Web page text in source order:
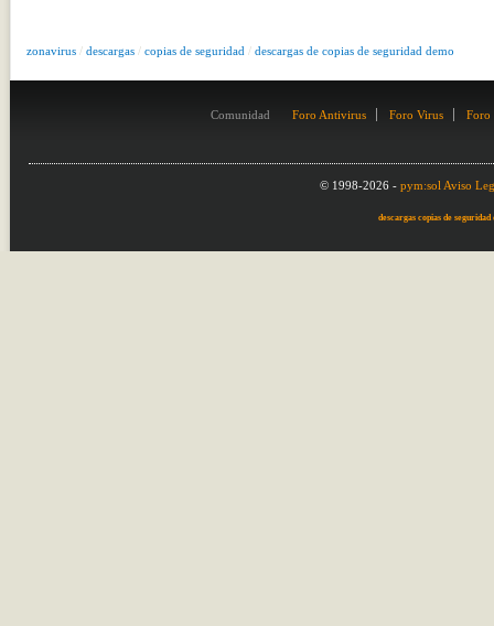
zonavirus / descargas / copias de seguridad / descargas de copias de seguridad demo
Comunidad Foro Antivirus Foro Virus Foro
© 1998-2026 - pym:sol Aviso
descargas copias de seguridad